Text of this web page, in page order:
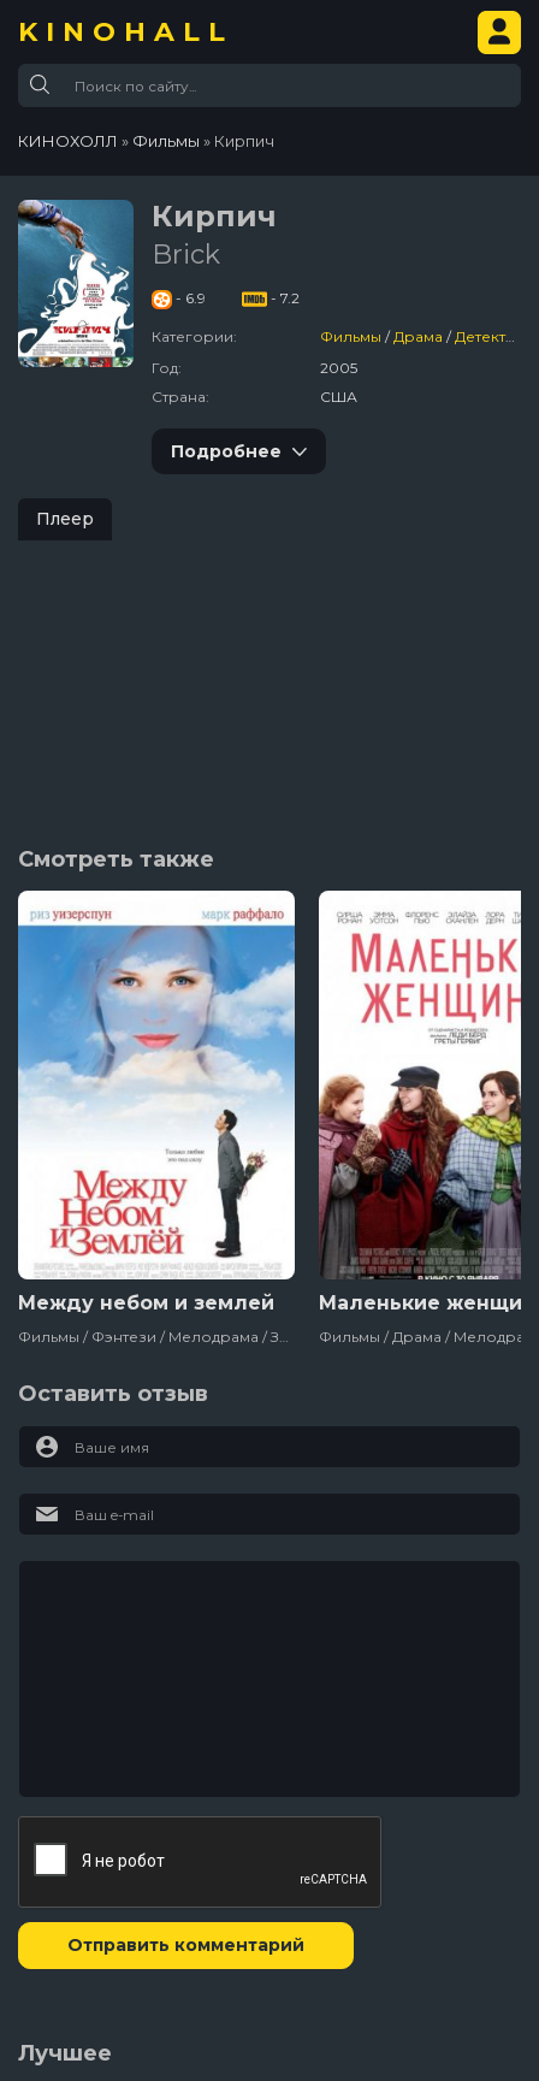
KINOHALL
КИНОХОЛЛ » Фильмы » Кирпич
Кирпич
Brick
- 6.9 - 7.2
Категории: Фильмы /Драма /Детектив
Год:
2005
Страна:
США
Подробнее
Плеер
Смотреть также
Между небом и землей Маленькие
Оставить отзыв
Отправить комментарий
Лучшее